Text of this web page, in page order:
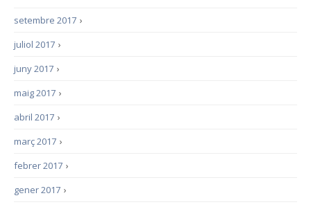
›
setembre 2017
›
juliol 2017
›
juny 2017
›
maig 2017
›
abril 2017
›
març 2017
›
febrer 2017
›
gener 2017